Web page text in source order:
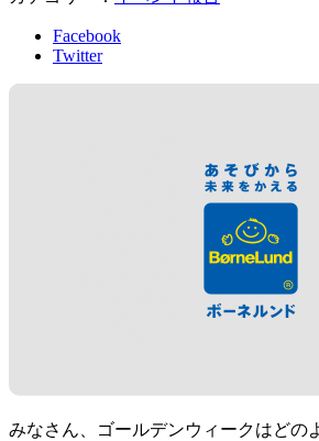
Facebook
Twitter
みなさん、ゴールデンウィークはどの